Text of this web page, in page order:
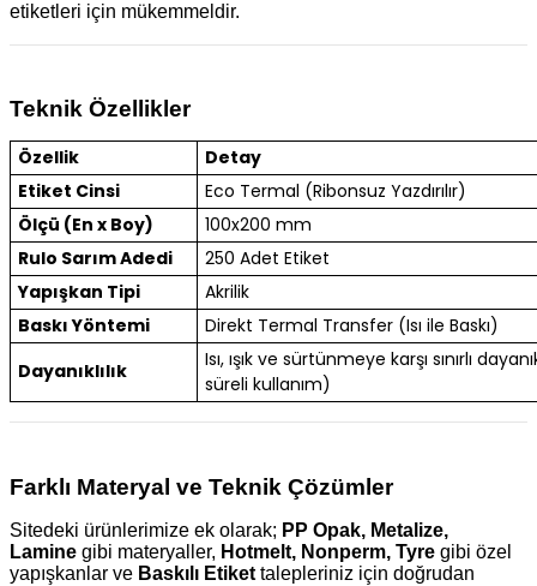
etiketleri için mükemmeldir.
Teknik Özellikler
Özellik
Detay
Etiket Cinsi
Eco Termal (Ribonsuz Yazdırılır)
Ölçü (En x Boy)
100x200 mm
Rulo Sarım Adedi
250 Adet Etiket
Yapışkan Tipi
Akrilik
Baskı Yöntemi
Direkt Termal Transfer (Isı ile Baskı)
Dayanıklılık
Isı, ışık ve sürtünmeye karşı sınırlı
süreli kullanım)
Farklı Materyal ve Teknik Çözümler
Sitedeki ürünlerimize ek olarak; PP Opak, Metalize,
Lamine gibi materyaller, Hotmelt, Nonperm, Tyre gibi özel
yapışkanlar ve Baskılı Etiket talepleriniz için doğrudan